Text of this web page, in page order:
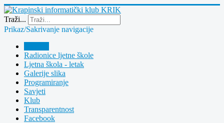
Traži...
Prikaz/Sakrivanje navigacije
Radionice ljetne škole
Ljetna škola - letak
Galerije slika
Programiranje
Savjeti
Klub
Transparentnost
Facebook
Year
Month
Year
Month